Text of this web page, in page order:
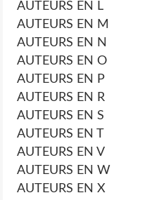
AUTEURS EN L
AUTEURS EN M
AUTEURS EN N
AUTEURS EN O
AUTEURS EN P
AUTEURS EN R
AUTEURS EN S
AUTEURS EN T
AUTEURS EN V
AUTEURS EN W
AUTEURS EN X